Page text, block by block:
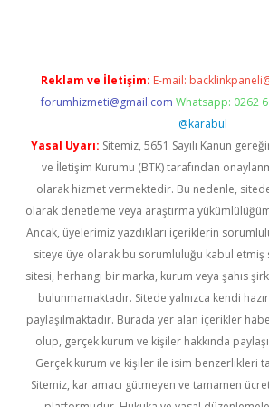
Reklam ve İletişim: E-mail:
forumhizmeti@gmail.com Whatsapp: 0262
@karabul
Yasal Uyarı: Sitemiz, 5651 Sayılı Kanun
ve İletişim Kurumu (BTK) tarafından
olarak hizmet vermektedir. Bu nedenle,
olarak denetleme veya araştırma
Ancak, üyelerimiz yazdıkları içeriklerin
siteye üye olarak bu sorumluluğu kabul etmiş
sitesi, herhangi bir marka, kurum veya şahıs
bulunmamaktadır. Sitede yalnızca kendi
paylaşılmaktadır. Burada yer alan içerikler
olup, gerçek kurum ve kişiler hakkında
Gerçek kurum ve kişiler ile isim benzerlikleri
Sitemiz, kar amacı gütmeyen ve tamamen